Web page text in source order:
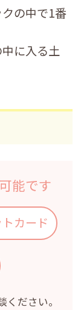
の中で1番
に入る土
能です
カード
ださい。